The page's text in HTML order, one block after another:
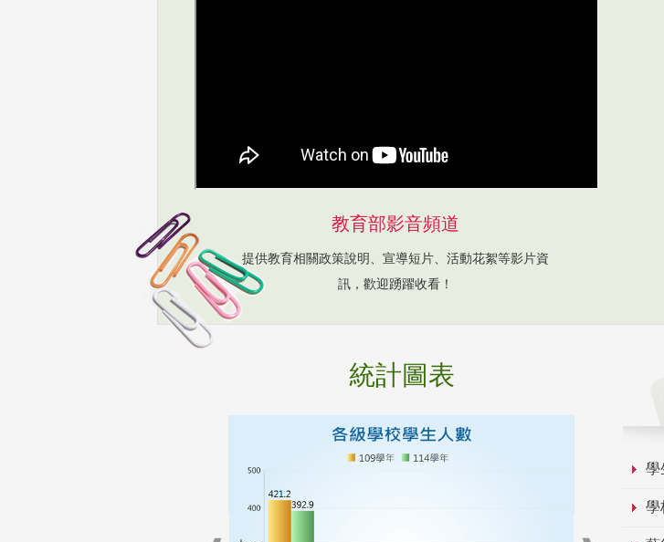
教育部影音頻道
提供教育相關政策說明、宣導短片、活動花絮等影片資
訊，歡迎踴躍收看！
統計圖表
學
學